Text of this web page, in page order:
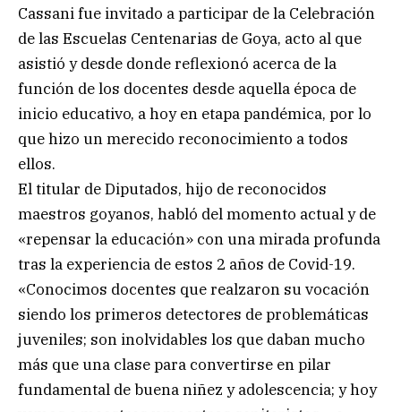
Cassani fue invitado a participar de la Celebración
de las Escuelas Centenarias de Goya, acto al que
asistió y desde donde reflexionó acerca de la
función de los docentes desde aquella época de
inicio educativo, a hoy en etapa pandémica, por lo
que hizo un merecido reconocimiento a todos
ellos.
El titular de Diputados, hijo de reconocidos
maestros goyanos, habló del momento actual y de
«repensar la educación» con una mirada profunda
tras la experiencia de estos 2 años de Covid-19.
«Conocimos docentes que realzaron su vocación
siendo los primeros detectores de problemáticas
juveniles; son inolvidables los que daban mucho
más que una clase para convertirse en pilar
fundamental de buena niñez y adolescencia; y hoy